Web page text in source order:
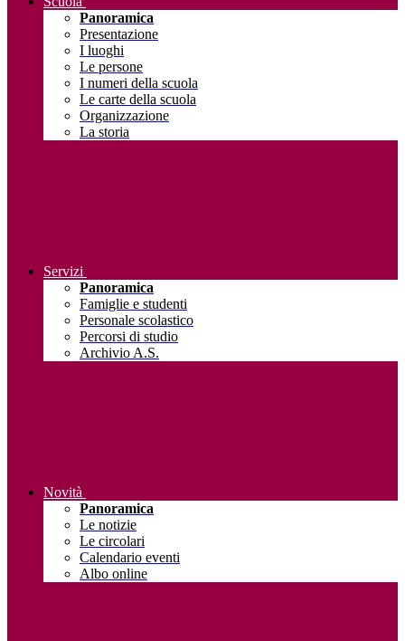
Panoramica
Presentazione
I luoghi
Le persone
I numeri della scuola
Le carte della scuola
Organizzazione
La storia
Servizi
Panoramica
Famiglie e studenti
Personale scolastico
Percorsi di studio
Archivio A.S.
Novità
Panoramica
Le notizie
Le circolari
Calendario eventi
Albo online